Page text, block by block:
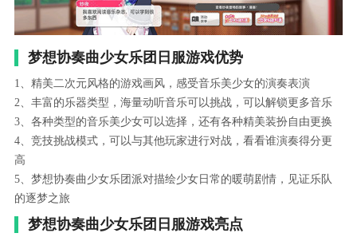
梦想协奏曲少女乐团日服游戏优势
1、精美二次元风格的游戏画风，感受音乐美少女的演奏表演
2、丰富的乐器类型，海量动听音乐可以挑战，可以解锁更多音乐
3、各种类型的音乐美少女可以选择，还有各种精美装扮自由更换
4、竞技挑战模式，可以与其他玩家进行对战，看看谁演奏得分更
高
5、梦想协奏曲少女乐团派对描绘少女日常的暖萌剧情，见证乐队
的逐梦之旅
梦想协奏曲少女乐团日服游戏亮点